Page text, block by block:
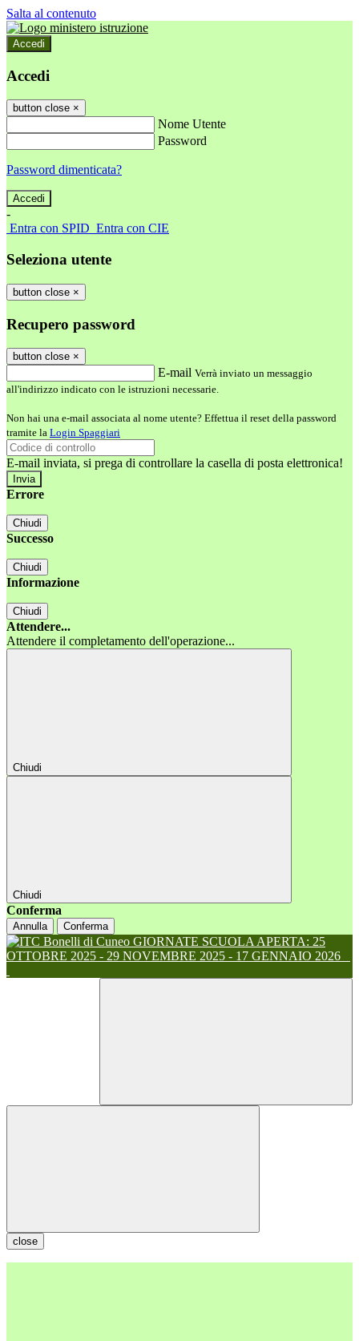
Salta al contenuto
Accedi
Accedi
button close ×
Nome Utente
Password
Password dimenticata?
-
Entra con SPID Entra con CIE
Seleziona utente
button close ×
Recupero password
button close ×
E-mail Verrà inviato un messaggio
all'indirizzo indicato con le istruzioni necessarie.
Non hai una e-mail associata al nome utente? Effettua il reset della password
tramite la Login Spaggiari
E-mail inviata, si prega di controllare la casella di posta elettronica!
Errore
Chiudi
Successo
Chiudi
Informazione
Chiudi
Attendere...
Attendere il completamento dell'operazione...
Chiudi
Chiudi
Conferma
Annulla Conferma
GIORNATE SCUOLA APERTA: 25
OTTOBRE 2025 - 29 NOVEMBRE 2025 - 17 GENNAIO 2026
close